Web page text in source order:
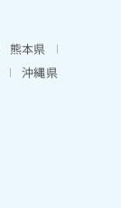
熊本県
沖縄県